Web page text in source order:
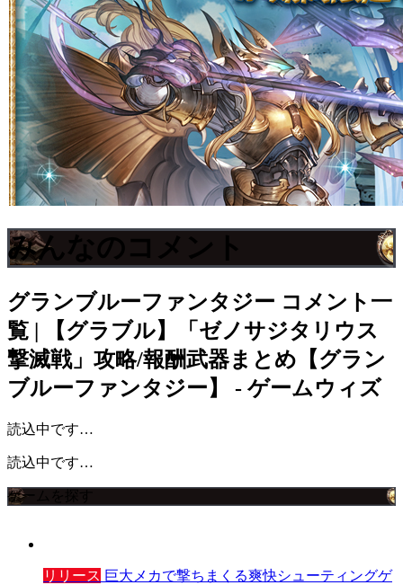
みんなのコメント
グランブルーファンタジー コメント一
覧 | 【グラブル】「ゼノサジタリウス
撃滅戦」攻略/報酬武器まとめ【グラン
ブルーファンタジー】 - ゲームウィズ
読込中です…
読込中です…
ゲームを探す
リリース 巨大メカで撃ちまくる爽快シューティングゲ